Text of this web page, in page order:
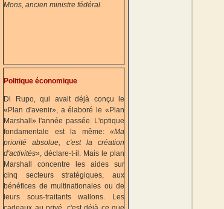
Mons, ancien ministre fédéral.
Politique économique
Di Rupo, qui avait déjà conçu le
«Plan d'avenir», a élaboré le «Plan
Marshall» l'année passée. L'optique
fondamentale est la même: «Ma
priorité absolue, c'est la création
d'activités», déclare-t-il. Mais le plan
Marshall concentre les aides sur
cinq secteurs stratégiques, aux
bénéfices de multinationales ou de
leurs sous-traitants wallons. Les